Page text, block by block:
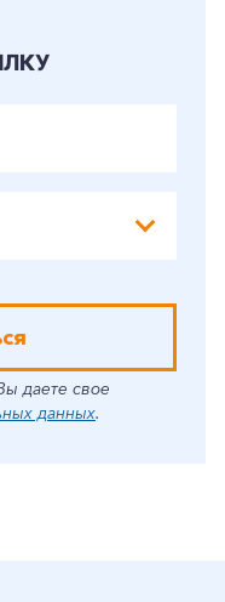
даете свое
данных.